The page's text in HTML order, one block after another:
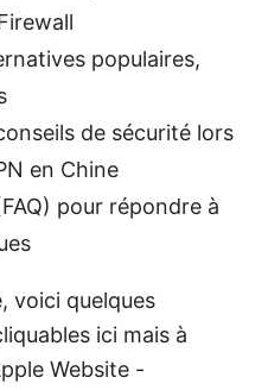
populaires,
de sécurité lors
en Chine
pour répondre à
voici quelques
ici mais à
Website -